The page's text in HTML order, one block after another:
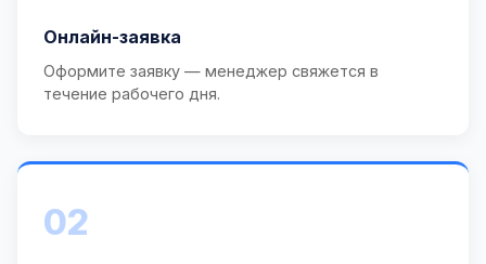
Онлайн-заявка
Оформите заявку — менеджер свяжется в
течение рабочего дня.
02